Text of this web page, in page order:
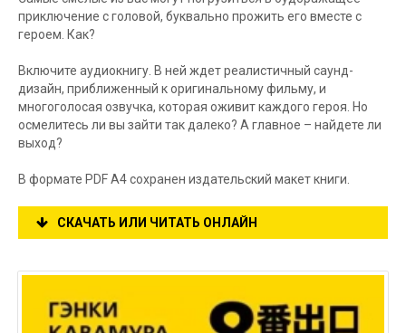
приключение с головой, буквально прожить его вместе с
героем. Как?
Включите аудиокнигу. В ней ждет реалистичный саунд-
дизайн, приближенный к оригинальному фильму, и
многоголосая озвучка, которая оживит каждого героя. Но
осмелитесь ли вы зайти так далеко? А главное – найдете ли
выход?
В формате PDF A4 сохранен издательский макет книги.
СКАЧАТЬ ИЛИ ЧИТАТЬ ОНЛАЙН